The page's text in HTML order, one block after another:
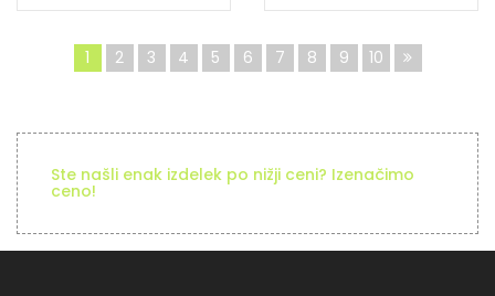
1 2 3 4 5 6 7 8 9 10
Ste našli enak izdelek po nižji ceni? Izenačimo
ceno!